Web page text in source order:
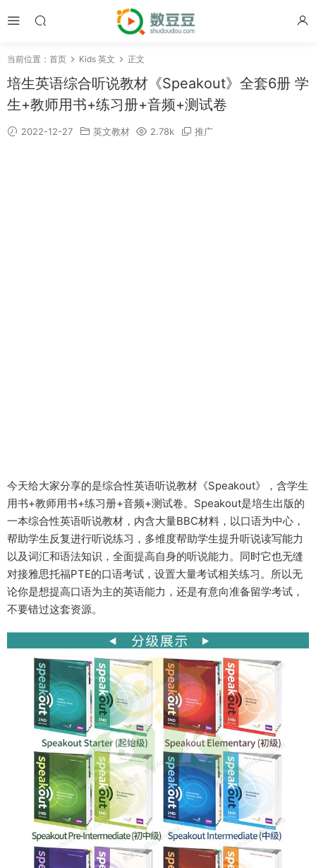
当前位置： 首页 Kids 英文 正文
培生英语综合听说教材《Speakout》全套6册 学
生+教师用书+练习册+音频+测试卷
2022-12-27 英文教材 2.78k 推广
今天给大家分享的是综合性英语听说教材《Speakout》，含学生
用书+教师用书+练习册+音频+测试卷。Speakout是培生出版的
一本综合性英语听说教材，内含大量BBC材料，以口语为中心，
帮助学生反复进行听说练习，多维度帮助学生提升听说读写能力
以及词汇和语法知识，全面提高自身的听说能力。同时它也无缝
对接雅思托福PTE的口语考试，设置大量考试相关练习。所以无
论你是想提高口语为主的英语能力，还是有意向准备留学考试，
不要错过这套资源。